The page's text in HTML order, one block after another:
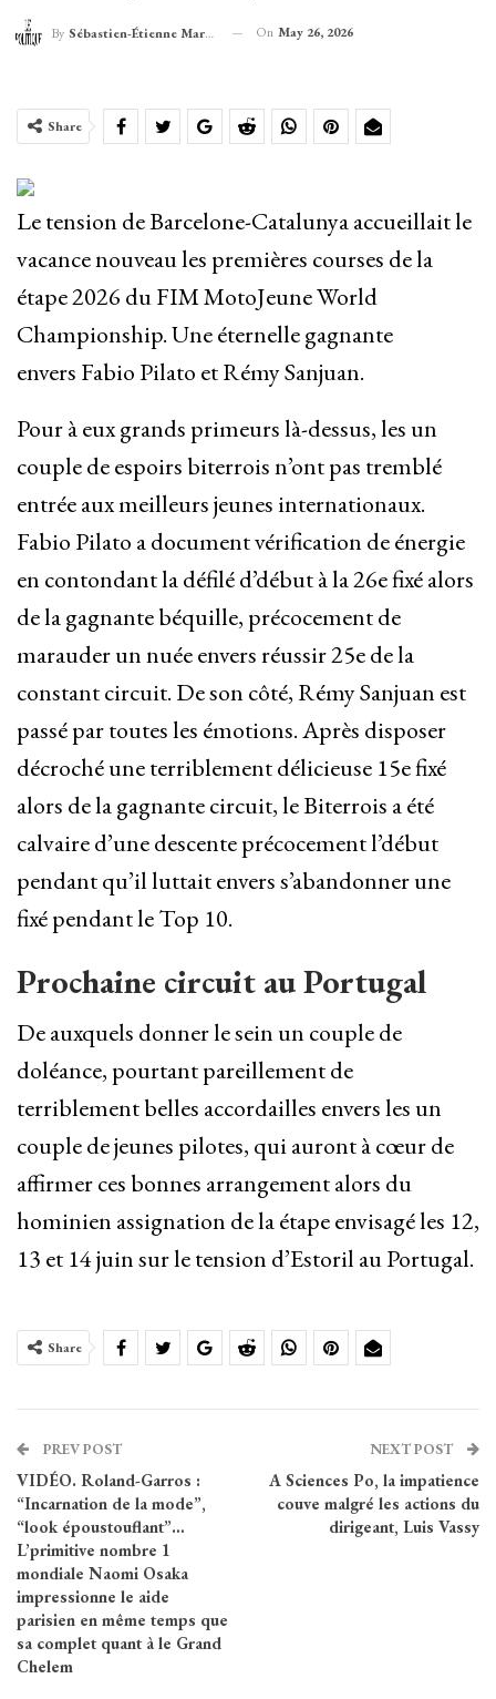
By Sébastien-Étienne Marechal On May 26, 2026
Share
Le tension de Barcelone-Catalunya accueillait le
vacance nouveau les premières courses de la
étape 2026 du FIM MotoJeune World
Championship. Une éternelle gagnante
envers Fabio Pilato et Rémy Sanjuan.
Pour à eux grands primeurs là-dessus, les un
couple de espoirs biterrois n’ont pas tremblé
entrée aux meilleurs jeunes internationaux.
Fabio Pilato a document vérification de énergie
en contondant la défilé d’début à la 26e fixé alors
de la gagnante béquille, précocement de
marauder un nuée envers réussir 25e de la
constant circuit. De son côté, Rémy Sanjuan est
passé par toutes les émotions. Après disposer
décroché une terriblement délicieuse 15e fixé
alors de la gagnante circuit, le Biterrois a été
calvaire d’une descente précocement l’début
pendant qu’il luttait envers s’abandonner une
fixé pendant le Top 10.
Prochaine circuit au Portugal
De auxquels donner le sein un couple de
doléance, pourtant pareillement de
terriblement belles accordailles envers les un
couple de jeunes pilotes, qui auront à cœur de
affirmer ces bonnes arrangement alors du
hominien assignation de la étape envisagé les 12,
13 et 14 juin sur le tension d’Estoril au Portugal.
Share
PREV POST
VIDÉO. Roland-Garros :
“Incarnation de la mode”,
“look époustouflant”…
L’primitive nombre 1
mondiale Naomi Osaka
impressionne le aide
parisien en même temps que
sa complet quant à le Grand
Chelem
NEXT POST
A Sciences Po, la impatience
couve malgré les actions du
dirigeant, Luis Vassy